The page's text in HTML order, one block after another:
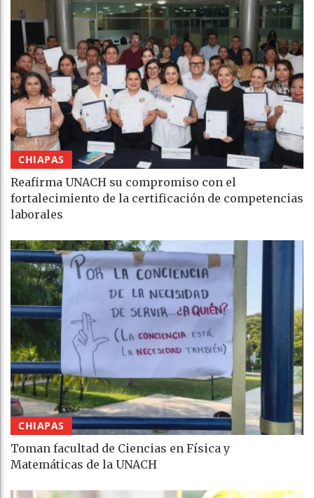
CHIAPAS
Reafirma UNACH su compromiso con el
fortalecimiento de la certificación de competencias
laborales
CHIAPAS
Toman facultad de Ciencias en Física y
Matemáticas de la UNACH